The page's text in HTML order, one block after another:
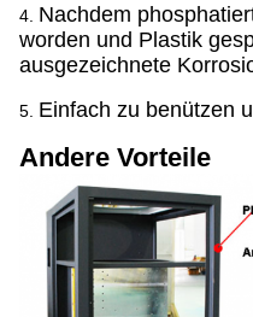
4. Nachdem
worden und Plastik
ausgezeichnete
5. Einfach zu benützen
Andere Vorteile